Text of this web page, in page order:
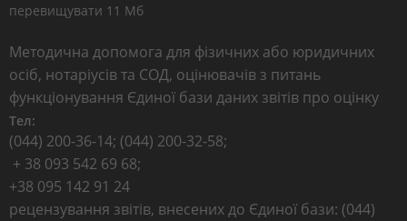
перевищувати 11 Мб
Методична допомога для фізичних або юридичних
осіб, нотаріусів та СОД, оцінювачів з питань
функціонування Єдиної бази даних звітів про оцінку
Тел:
(044) 200-36-14; (044) 200-32-58;
+ 38 093 542 69 68;
+38 095 142 91 24
рецензування звітів, внесених до Єдиної бази: (044)